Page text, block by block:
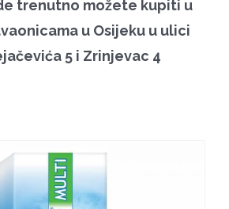
trenutno možete kupiti u
u Osijeku u ulici
5 i Zrinjevac 4